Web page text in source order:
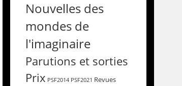
Nouvelles des
mondes de
l'imaginaire
Parutions et sorties
Prix PSF2014 PSF2021 Revues